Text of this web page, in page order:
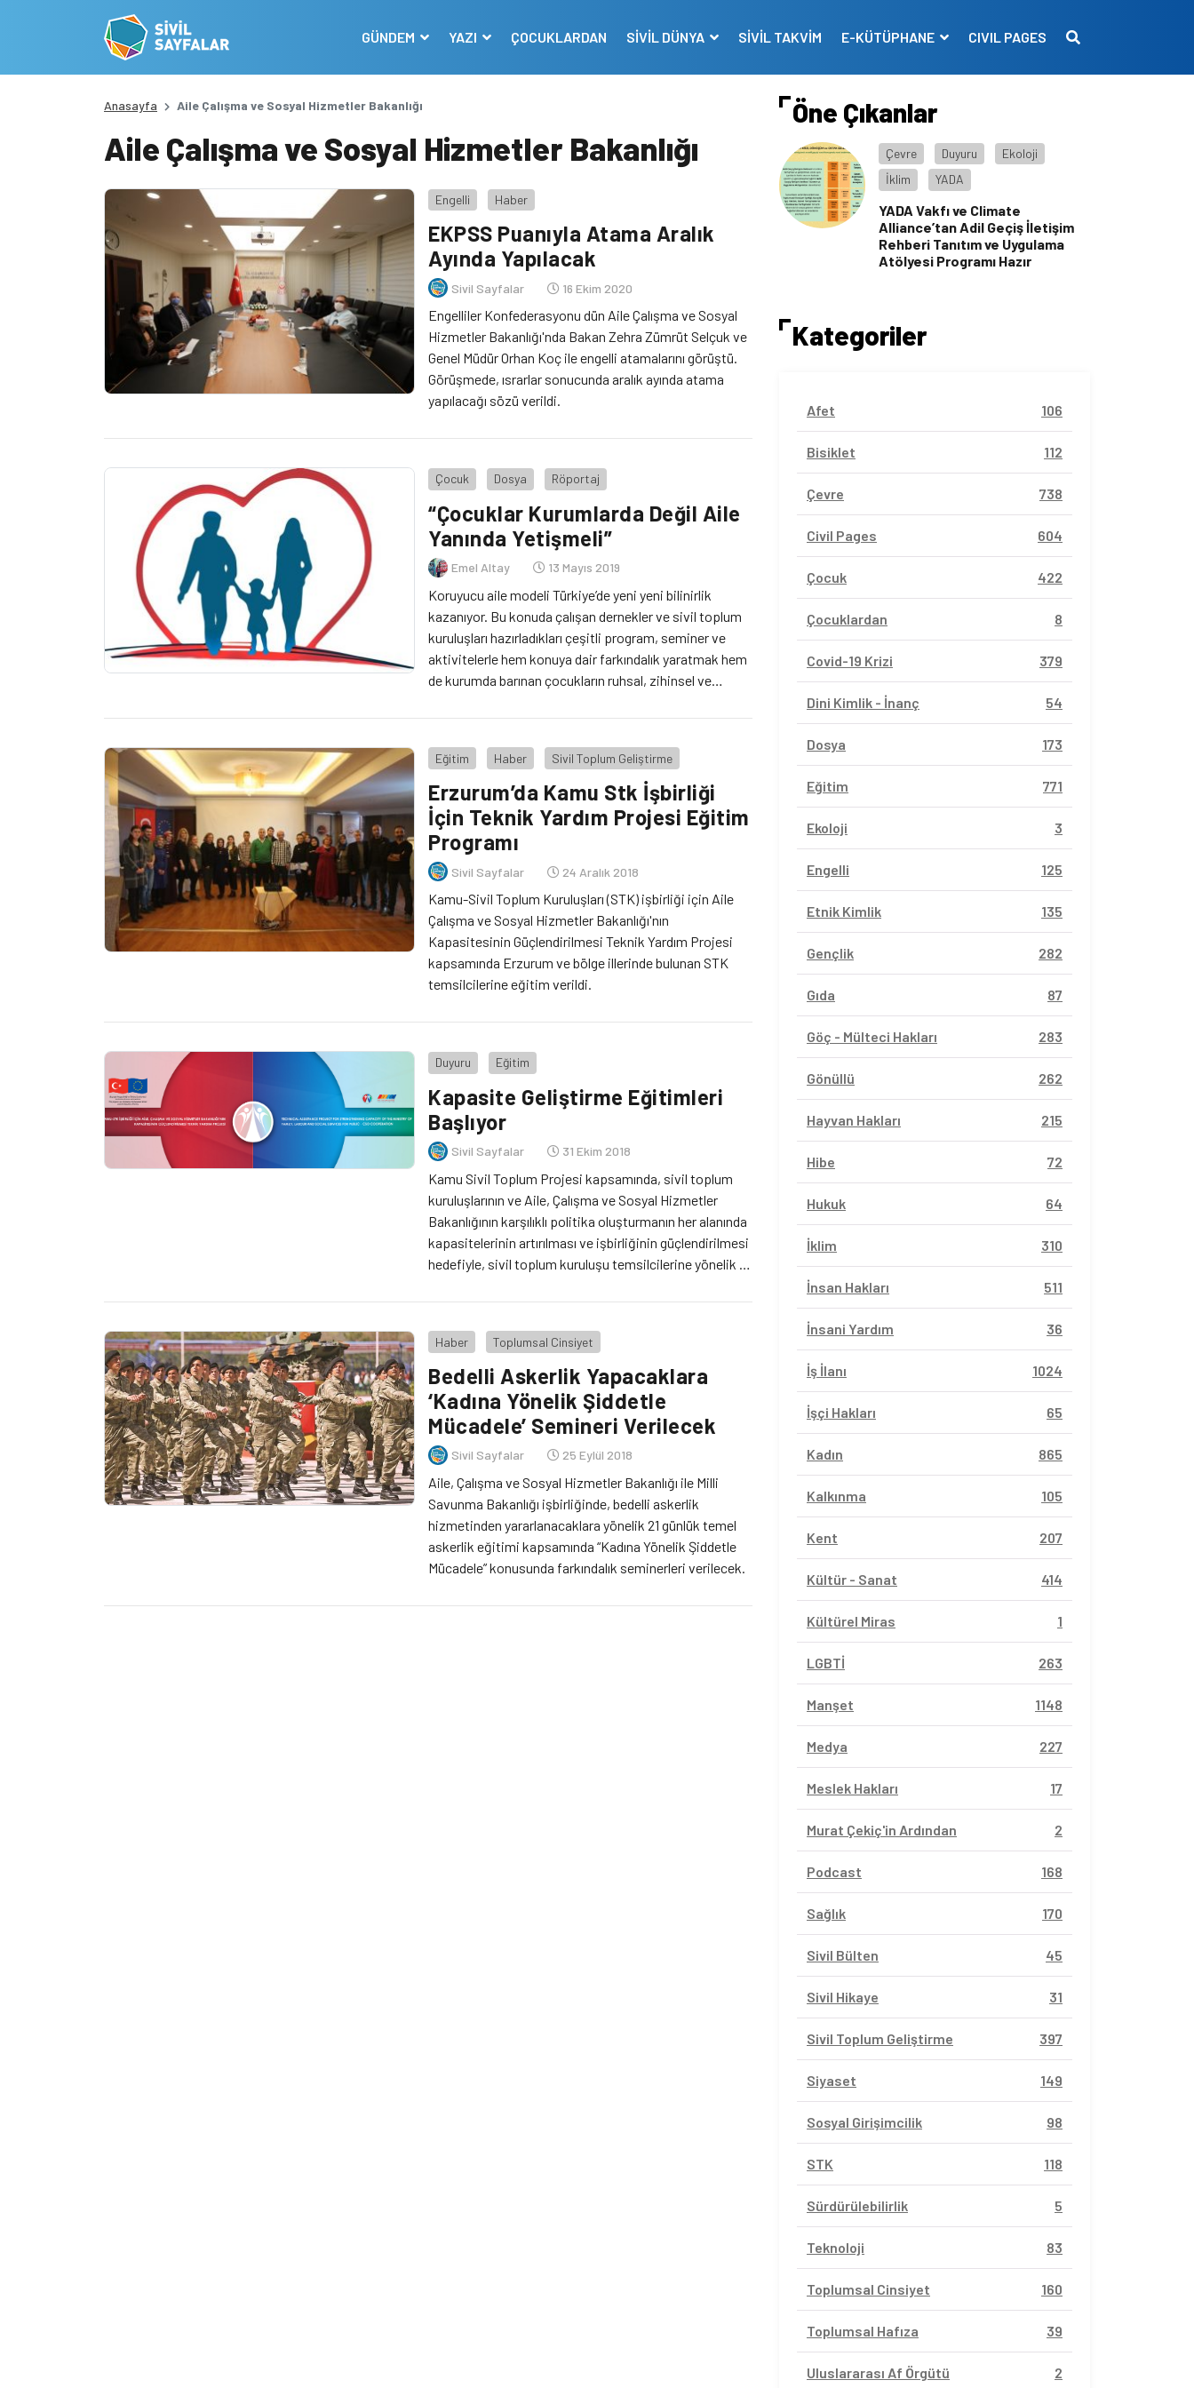
GÜNDEM YAZI ÇOCUKLARDAN SİVİL DÜNYA SİVİL TAKVİM E-KÜTÜPHANE CIVIL PAGES
Anasayfa Aile Çalışma ve Sosyal Hizmetler Bakanlığı
Aile Çalışma ve Sosyal Hizmetler Bakanlığı
Engelli Haber
EKPSS Puanıyla Atama Aralık
Ayında Yapılacak
Sivil Sayfalar 16 Ekim 2020
Engelliler Konfederasyonu dün Aile Çalışma ve Sosyal
Hizmetler Bakanlığı'nda Bakan Zehra Zümrüt Selçuk ve
Genel Müdür Orhan Koç ile engelli atamalarını görüştü.
Görüşmede, ısrarlar sonucunda aralık ayında atama
yapılacağı sözü verildi.
Çocuk Dosya Röportaj
“Çocuklar Kurumlarda Değil Aile
Yanında Yetişmeli”
Emel Altay 13 Mayıs 2019
Koruyucu aile modeli Türkiye’de yeni yeni bilinirlik
kazanıyor. Bu konuda çalışan dernekler ve sivil toplum
kuruluşları hazırladıkları çeşitli program, seminer ve
aktivitelerle hem konuya dair farkındalık yaratmak hem
de kurumda barınan çocukların ruhsal, zihinsel ve
Koruyucu aileliğin yaygınlaşması ve her çocuğun aile
yanında büyümesi için çalışan derneklerle
görüştüğümüz dosya kapsamında şimdi de ÇOGEL’i
ağırlıyoruz.
Eğitim Haber Sivil Toplum Geliştirme
Erzurum’da Kamu Stk İşbirliği
İçin Teknik Yardım Projesi Eğitim
Programı
Sivil Sayfalar 24 Aralık 2018
Kamu-Sivil Toplum Kuruluşları (STK) işbirliği için Aile
Çalışma ve Sosyal Hizmetler Bakanlığı'nın
Kapasitesinin Güçlendirilmesi Teknik Yardım Projesi
kapsamında Erzurum ve bölge illerinde bulunan STK
temsilcilerine eğitim verildi.
Duyuru Eğitim
Kapasite Geliştirme Eğitimleri
Başlıyor
Sivil Sayfalar 31 Ekim 2018
Kamu Sivil Toplum Projesi kapsamında, sivil toplum
kuruluşlarının ve Aile, Çalışma ve Sosyal Hizmetler
Bakanlığının karşılıklı politika oluşturmanın her alanında
kapasitelerinin artırılması ve işbirliğinin güçlendirilmesi
hedefiyle, sivil toplum kuruluşu temsilcilerine yönelik 10
30 Kapasite Geliştirme Eğitimi düzenlenecek.
Haber Toplumsal Cinsiyet
Bedelli Askerlik Yapacaklara
‘Kadına Yönelik Şiddetle
Mücadele’ Semineri Verilecek
Sivil Sayfalar 25 Eylül 2018
Aile, Çalışma ve Sosyal Hizmetler Bakanlığı ile Milli
Savunma Bakanlığı işbirliğinde, bedelli askerlik
hizmetinden yararlanacaklara yönelik 21 günlük temel
askerlik eğitimi kapsamında “Kadına Yönelik Şiddetle
Mücadele” konusunda farkındalık seminerleri verilecek.
Öne Çıkanlar
Çevre Duyuru
Ekoloji
İklim
YADA
YADA Vakfı ve Climate
Alliance’tan Adil Geçiş İletişim
Rehberi Tanıtım ve Uygulama
Atölyesi Programı Hazır
Kategoriler
Afet 106
Bisiklet 112
Çevre 738
Civil Pages 604
Çocuk 422
Çocuklardan 8
Covid-19 Krizi 379
Dini Kimlik - İnanç 54
Dosya 173
Eğitim 771
Ekoloji 3
Engelli 125
Etnik Kimlik 135
Gençlik 282
Gıda 87
Göç - Mülteci Hakları 283
Gönüllü 262
Hayvan Hakları 215
Hibe 72
Hukuk 64
İklim 310
İnsan Hakları 511
İnsani Yardım 36
İş İlanı 1024
İşçi Hakları 65
Kadın 865
Kalkınma 105
Kent 207
Kültür - Sanat 414
Kültürel Miras 1
LGBTİ 263
Manşet 1148
Medya 227
Meslek Hakları 17
Murat Çekiç'in Ardından 2
Podcast 168
Sağlık 170
Sivil Bülten 45
Sivil Hikaye 31
Sivil Toplum Geliştirme 397
Siyaset 149
Sosyal Girişimcilik 98
STK 118
Sürdürülebilirlik 5
Teknoloji 83
Toplumsal Cinsiyet 160
Toplumsal Hafıza 39
Uluslararası Af Örgütü 2